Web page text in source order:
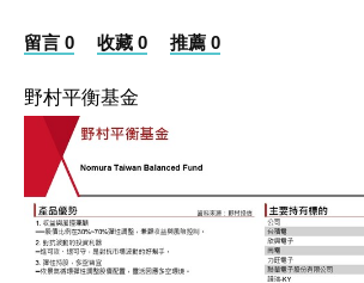
留言 0 收藏 0 推薦 0
野村平衡基金